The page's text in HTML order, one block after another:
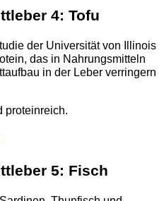
4: Tofu
der Universität von Illinois
das in Nahrungsmitteln
in der Leber verringern
proteinreich.
5: Fisch